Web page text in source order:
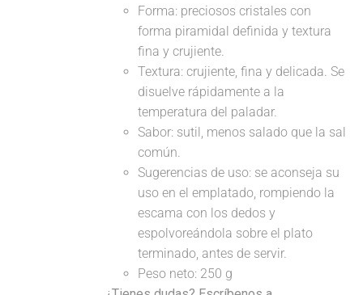
Forma: preciosos cristales con
forma piramidal definida y textura
fina y crujiente.
Textura: crujiente, fina y delicada. Se
disuelve rápidamente a la
temperatura del paladar.
Sabor: sutil, menos salado que la sal
común.
Sugerencias de uso: se aconseja su
uso en el emplatado, rompiendo la
escama con los dedos y
espolvoreándola sobre el plato
terminado, antes de servir.
Peso neto: 250 g